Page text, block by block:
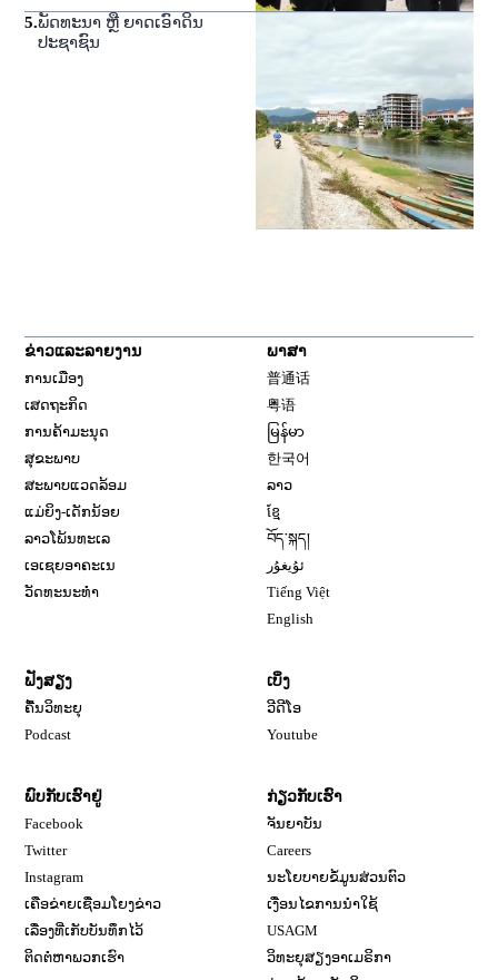
5.ພັດທະນາ ຫຼື ຍາດເອົາດິນ
ປະຊາຊົນ
ຂ່າວແລະລາຍງານ
ການເມືອງ
ເສດຖະກິດ
ການຄ້າມະນຸດ
ສຸຂະພາບ
ສະພາບແວດລ້ອມ
ແມ່ຍິງ-ເດັກນ້ອຍ
ລາວໂພ້ນທະເລ
ເອເຊຍອາຄະເນ
ວັດທະນະທຳ
ພາສາ
普通话
粤语
မြန်မာ
한국어
ລາວ
ខ្មែ
བོད་སྐད།
ئۇيغۇر
Tiếng Việt
English
ຟັງສຽງ
ຄື້ນວິທະຍຸ
Podcast
ເບິ່ງ
ວີດີໂອ
Youtube
ພົບກັບເຮົາຢູ່
Facebook
TwitterOpens in new window
Instagram
ເຄືອຂ່າຍເຊື່ອມໂຍງຂ່າວ
ເລື່ອງທີ່ເກັບບັນທຶກໄວ້
ຕິດຕໍ່ຫາພວກເຮົາ
ກ່ຽວກັບເຮົາ
ຈັນຍາບັນ
Careers
ນະໂຍບາຍຂໍ້ມູນສ່ວນຕົວ
ເງື່ອນໄຂການນໍາໃຊ້
USAGM
ວິທະຍຸສຽງອາເມຣິກາ